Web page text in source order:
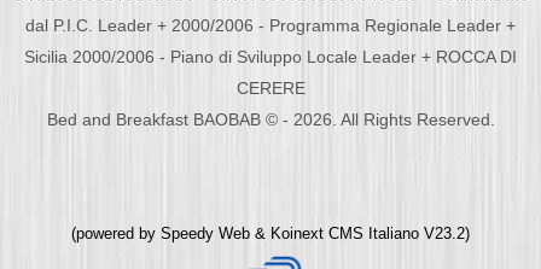
dal P.I.C. Leader + 2000/2006 - Programma Regionale Leader +
Sicilia 2000/2006 - Piano di Sviluppo Locale Leader + ROCCA DI
CERERE
Bed and Breakfast BAOBAB © - 2026. All Rights Reserved.
(powered by Speedy Web & Koinext CMS Italiano V23.2)